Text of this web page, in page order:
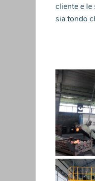
cliente e
sia tondo